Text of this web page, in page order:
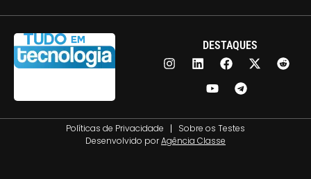
DESTAQUES
Políticas de Privacidade
Sobre os Testes
Desenvolvido porAgência Classe